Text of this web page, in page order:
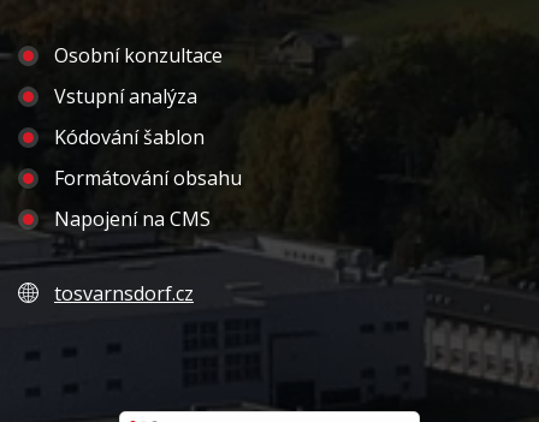
Osobní konzultace
Vstupní analýza
Kódování šablon
Formátování obsahu
Napojení na CMS
tosvarnsdorf.cz